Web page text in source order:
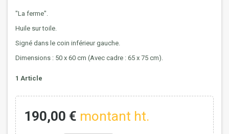
"La ferme".
Huile sur toile.
Signé dans le coin inférieur gauche.
Dimensions : 50 x 60 cm (Avec cadre : 65 x 75 cm).
1 Article
190,00 € montant ht.